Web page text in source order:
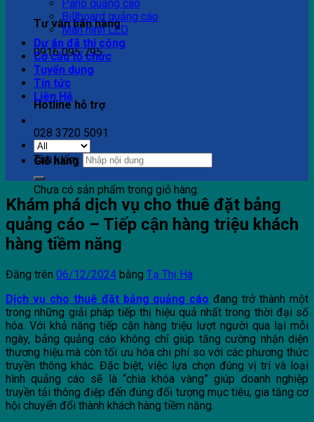
Tư vấn bán hàng
0916 095 795
Hotline hỗ trợ
028 3720 5091
Giỏ hàng
Chưa có sản phẩm trong giỏ hàng.
Pano quảng cáo
Billboard quảng cáo
Màn hình LED
Dự án đã thi công
Cơ cấu tổ chức
Tuyển dụng
Tin tức
Liên Hệ
Tìm kiếm:
Khám phá dịch vụ cho thuê đặt bảng
quảng cáo – Tiếp cận hàng triệu khách
hàng tiềm năng
Đăng trên 06/12/2024 bằng Tạ Thị Hà
Dịch vụ cho thuê đặt bảng quảng cáo đang trở thành một
trong những giải pháp tiếp thị hiệu quả nhất trong thời đại số
hóa. Với khả năng tiếp cận hàng triệu lượt người qua lại mỗi
ngày, bảng quảng cáo không chỉ giúp tăng cường nhận diện
thương hiệu mà còn tối ưu hóa chi phí so với các phương thức
truyền thông khác. Đặc biệt, việc lựa chọn đúng vị trí và loại
hình quảng cáo sẽ là “chìa khóa vàng” giúp doanh nghiệp
truyền tải thông điệp đến đúng đối tượng mục tiêu, gia tăng cơ
hội chuyển đổi thành khách hàng tiềm năng.